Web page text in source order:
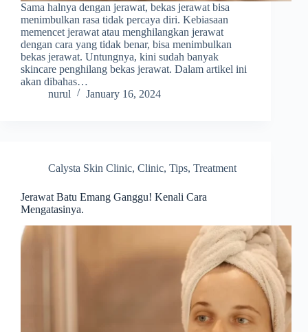
Sama halnya dengan jerawat, bekas jerawat bisa
menimbulkan rasa tidak percaya diri. Kebiasaan
memencet jerawat atau menghilangkan jerawat
dengan cara yang tidak benar, bisa menimbulkan
bekas jerawat. Untungnya, kini sudah banyak
skincare penghilang bekas jerawat. Dalam artikel ini
akan dibahas…
nurul
January 16, 2024
Calysta Skin Clinic, Clinic, Tips, Treatment
Jerawat Batu Emang Ganggu! Kenali Cara
Mengatasinya.